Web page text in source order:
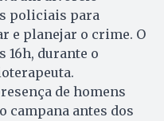
policiais para
e planejar o crime. O
16h, durante o
de homens
campana antes dos